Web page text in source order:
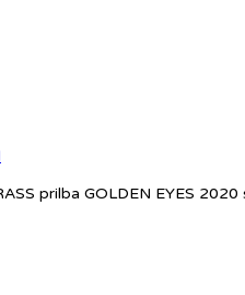
prilba GOLDEN EYES